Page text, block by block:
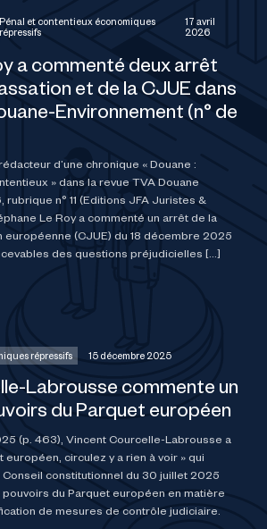
a commenté deux arrêt
et de la CJUE dans
Environnement (n° de
d’une chronique « Douane :
» dans la revue TVA Douane
rubrique n° 11 (Editions JFA Juristes &
Le Roy a commenté un arrêt de la
européenne (CJUE) du 18 décembre 2025
des questions préjudicielles […]
Pénal et contentieux économiques
répressifs
17 avril
2026
Labrousse commente un
du Parquet européen
(p. 463), Vincent Courcelle-Labrousse a
européen, circulez y a rien à voir » qui
constitutionnel du 30 juillet 2025
pouvoirs du Parquet européen en matière
de mesures de contrôle judiciaire.
répressifs 15 décembre 2025